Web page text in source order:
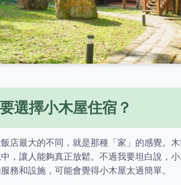
選擇小木屋住宿？
店最大的不同，就是那種「家」的感覺。
，讓人能夠真正放鬆。不過我要坦白說，
務和設施，可能會覺得小木屋太過簡單。